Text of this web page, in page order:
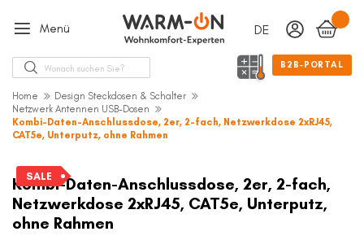
Menü
Suche
Sprache
DEUTSCH
B2B-PORTAL
Home
Design Steckdosen & Schalter
Netzwerk Antennen USB-Dosen
Kombi-Daten-Anschlussdose, 2er, 2-fach, Netzwerkdose 2xRJ45,
CAT5e, Unterputz, ohne Rahmen
Ende
der
Bildergalerie
springen
Kombi-Daten-Anschlussdose, 2er, 2-fach,
Netzwerkdose 2xRJ45, CAT5e, Unterputz,
ohne Rahmen
SALE